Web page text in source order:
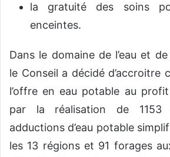
la gratuité des soins
enceintes.
Dans le domaine de l’eau et de
le Conseil a décidé d’accroitre
l’offre en eau potable au
par la réalisation de
adductions d’eau potable
les 13 régions et 91 forages